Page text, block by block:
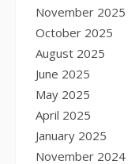
November 2025
October 2025
August 2025
June 2025
May 2025
April 2025
January 2025
November 2024